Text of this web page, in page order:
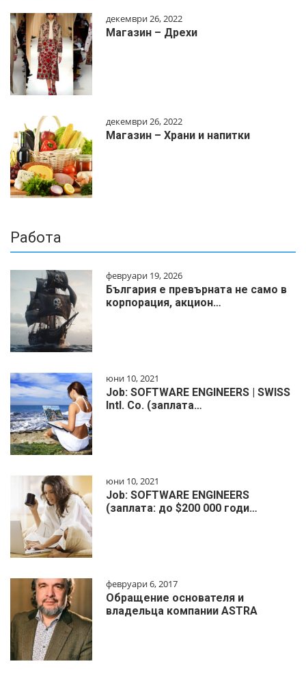
декември 26, 2022
Магазин – Дрехи
декември 26, 2022
Магазин – Храни и напитки
Работа
февруари 19, 2026
България е превърната не само в
корпорация, акцион…
юни 10, 2021
Job: SOFTWARE ENGINEERS | SWISS
Intl. Co. (заплата…
юни 10, 2021
Job: SOFTWARE ENGINEERS
(заплата: до $200 000 годи…
февруари 6, 2017
Обращение основателя и
владельца компании ASTRA